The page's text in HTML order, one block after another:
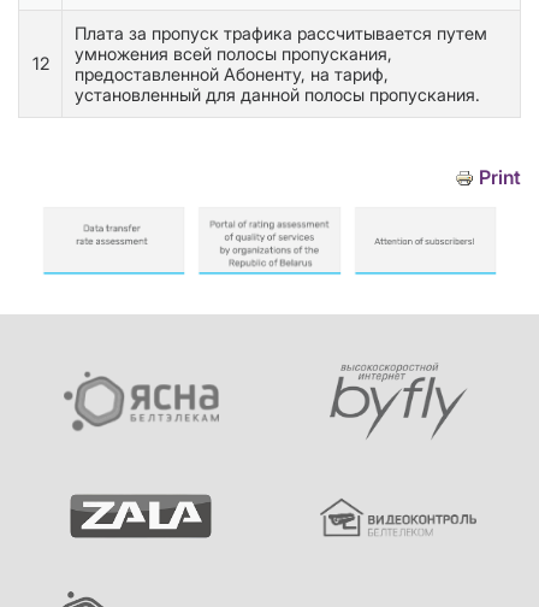
12
Плата за пропуск трафика рассчитывается путем
умножения всей полосы пропускания,
предоставленной Абоненту, на тариф,
установленный для данной полосы пропускания.
Print